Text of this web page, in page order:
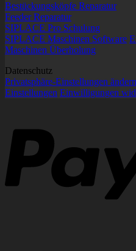
Bestückungsköpfe Reparatur
Feeder Reparatur
SIPLACE Pro Schulung
SIPLACE Maschinen Software
Maschinen Überholung
Datenschutz
Privatsphäre-Einstellungen ändern
Einstellungen Einwilligungen